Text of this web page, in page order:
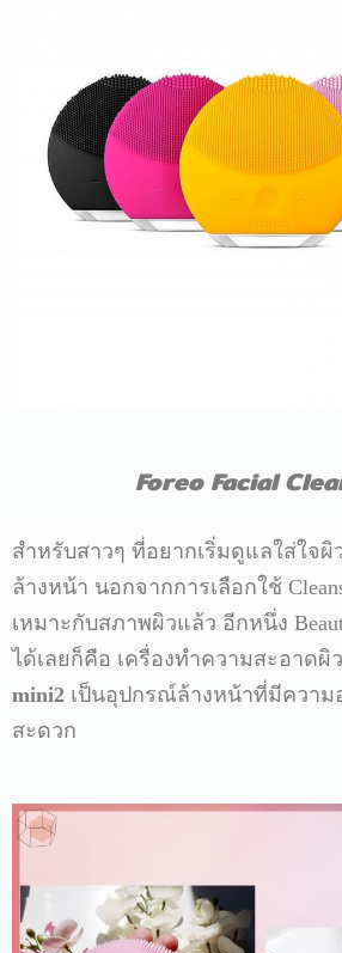
Foreo Facial
สำหรับสาวๆ ที่อยากเริ่มดูแลใส่ใจ
ล้างหน้า นอกจากการเลือกใช้
เหมาะกับสภาพผิวแล้ว อีกหนึ่ง
ได้เลยก็คือ เครื่องทำความสะอาดผิ
mini2 เป็นอุปกรณ์ล้างหน้าที่มีความ
สะดวก